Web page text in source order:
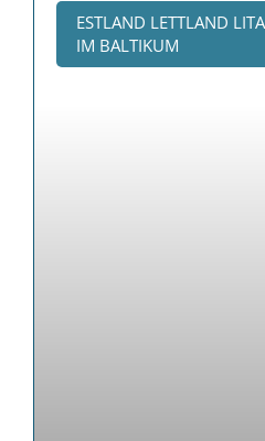
ESTLAND LETTLAND
IM BALTIKUM